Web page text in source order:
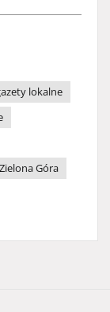
lokalne
Zielona Góra